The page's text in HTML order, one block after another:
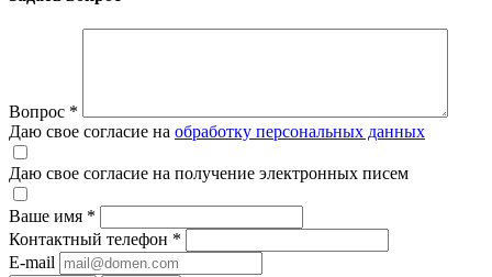
Вопрос *
Даю свое согласие на обработку персональных данных
Даю свое согласие на получение электронных писем
Ваше имя *
Контактный телефон *
E-mail